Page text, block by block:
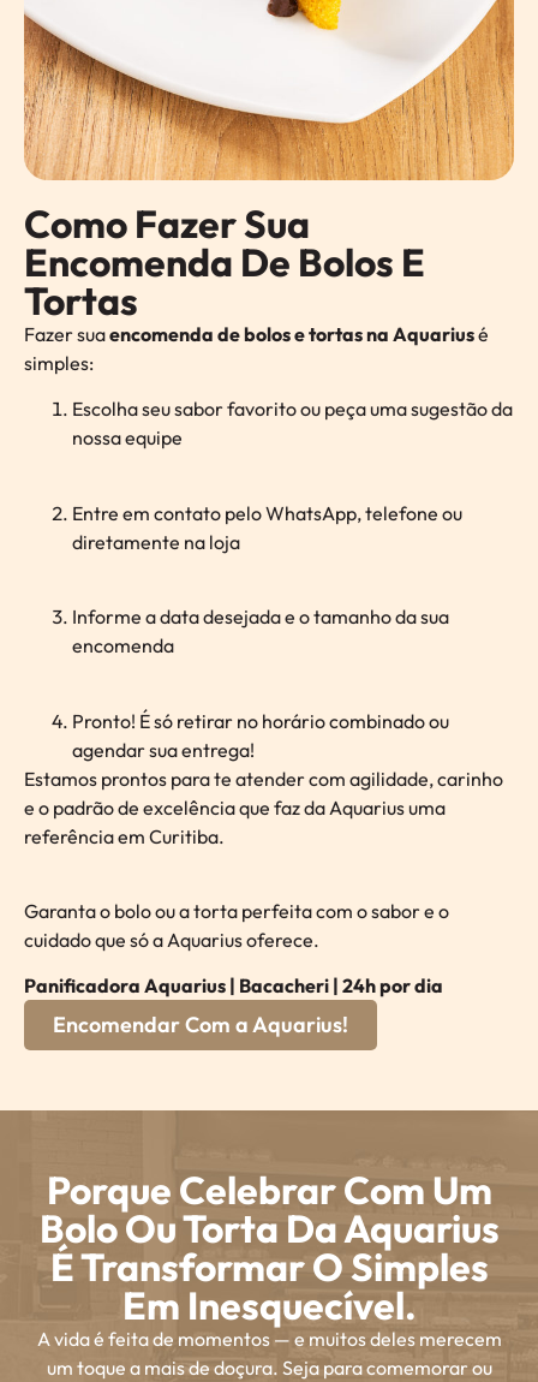
Como Fazer Sua
Encomenda De Bolos E
Tortas
Fazer suaencomenda de bolos e tortas na Aquariusé
simples:
Escolha seu sabor favorito ou peça uma sugestão da
nossa equipe
Entre em contato pelo WhatsApp, telefone ou
diretamente na loja
Informe a data desejada e o tamanho da sua
encomenda
Pronto! É só retirar no horário combinado ou
agendar sua entrega!
Estamos prontos para te atender com agilidade, carinho
e o padrão de excelência que faz da Aquarius uma
referência em Curitiba.
Garanta o bolo ou a torta perfeita com o sabor e o
cuidado que só a Aquarius oferece.
Panificadora Aquarius | Bacacheri | 24h por dia
Encomendar Com a Aquarius!
Porque Celebrar Com Um
Bolo Ou Torta Da Aquarius
É Transformar O Simples
Em Inesquecível.
A vida é feita de momentos — e muitos deles merecem
um toque a mais de doçura. Seja para comemorar ou